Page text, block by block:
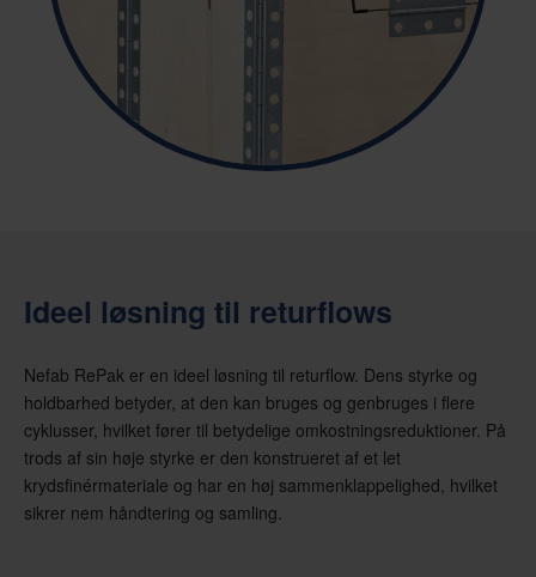
Ideel løsning til returflows
Nefab RePak er en ideel løsning til returflow. Dens styrke og
holdbarhed betyder, at den kan bruges og genbruges i flere
cyklusser, hvilket fører til betydelige omkostningsreduktioner. På
trods af sin høje styrke er den konstrueret af et let
krydsfinérmateriale og har en høj sammenklappelighed, hvilket
sikrer nem håndtering og samling.